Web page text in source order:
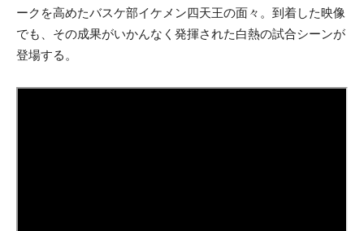
ークを高めたバスケ部イケメン四天王の面々。到着した映像
でも、その成果がいかんなく発揮された白熱の試合シーンが
登場する。